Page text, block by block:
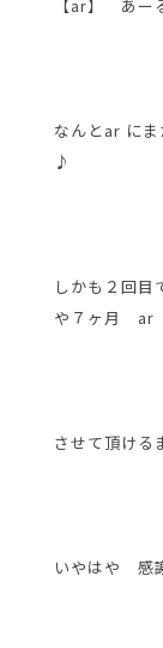
【ar】 あー
なんとar に
♪
しかも２回
や７ヶ月 ar
させて頂ける
いやはや 感